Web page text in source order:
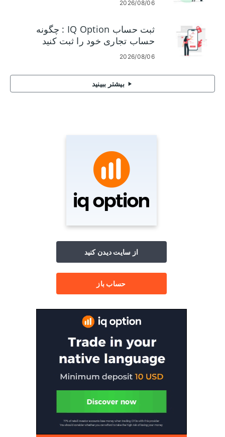
2026/08/06
ثبت حساب IQ Option : چگونه
حساب تجاری خود را ثبت کنید
2026/08/06
بیشتر ببینید
از سایت دیدن کنید
حساب باز